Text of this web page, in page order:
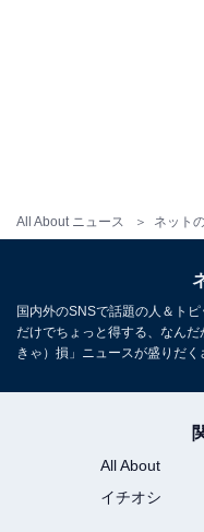
All About ニュース ネット
国内外のSNSで話題の人＆ト
だけでちょっと得する、なん
きゃ）損」ニュースが盛りだく
All About
イチオシ